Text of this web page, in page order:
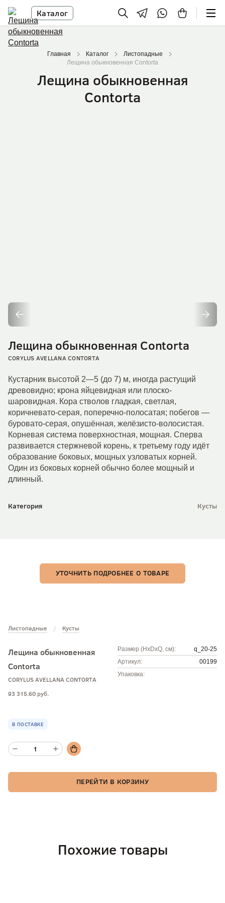
Каталог
Главная Каталог
Листопадные
Лещина обыкновенная Contorta
Лещина обыкновенная
Contorta
Лещина обыкновенная Contorta
CORYLUS AVELLANA CONTORTA
Кустарник высотой 2—5 (до 7) м, иногда растущий
древовидно; крона яйцевидная или плоско-
шаровидная. Кора стволов гладкая, светлая,
коричневато-серая, поперечно-полосатая; побегов —
буровато-серая, опушённая, желёзисто-волосистая.
Корневая система поверхностная, мощная. Сперва
развивается стержневой корень, к третьему году идёт
образование боковых, мощных узловатых корней.
Один из боковых корней обычно более мощный и
длинный.
Категория Кусты
УТОЧНИТЬ ПОДРОБНЕЕ О ТОВАРЕ
Листопадные Кусты
Лещина обыкновенная
Contorta
CORYLUS AVELLANA CONTORTA
93 315.60 руб.
Размер (HxDxQ, см):
q_20-25
Артикул:
00199
Упаковка:
В ПОСТАВКЕ
ПЕРЕЙТИ В КОРЗИНУ
Похожие товары